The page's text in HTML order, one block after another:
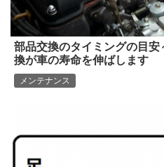
部品交換のタイミングの目
換が車の寿命を伸ばします
メンテナンス